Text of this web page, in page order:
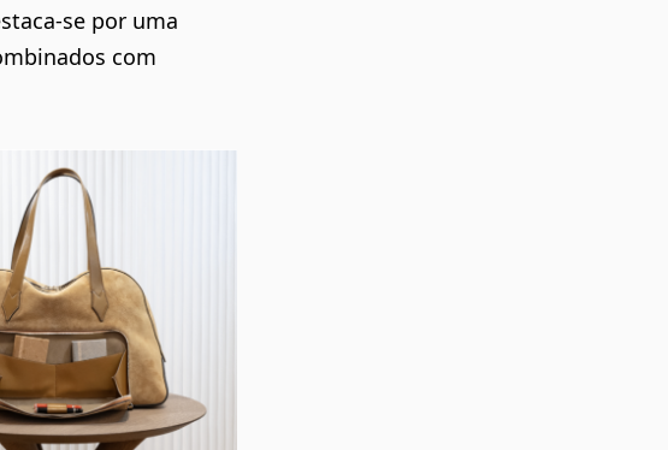
se por uma
com